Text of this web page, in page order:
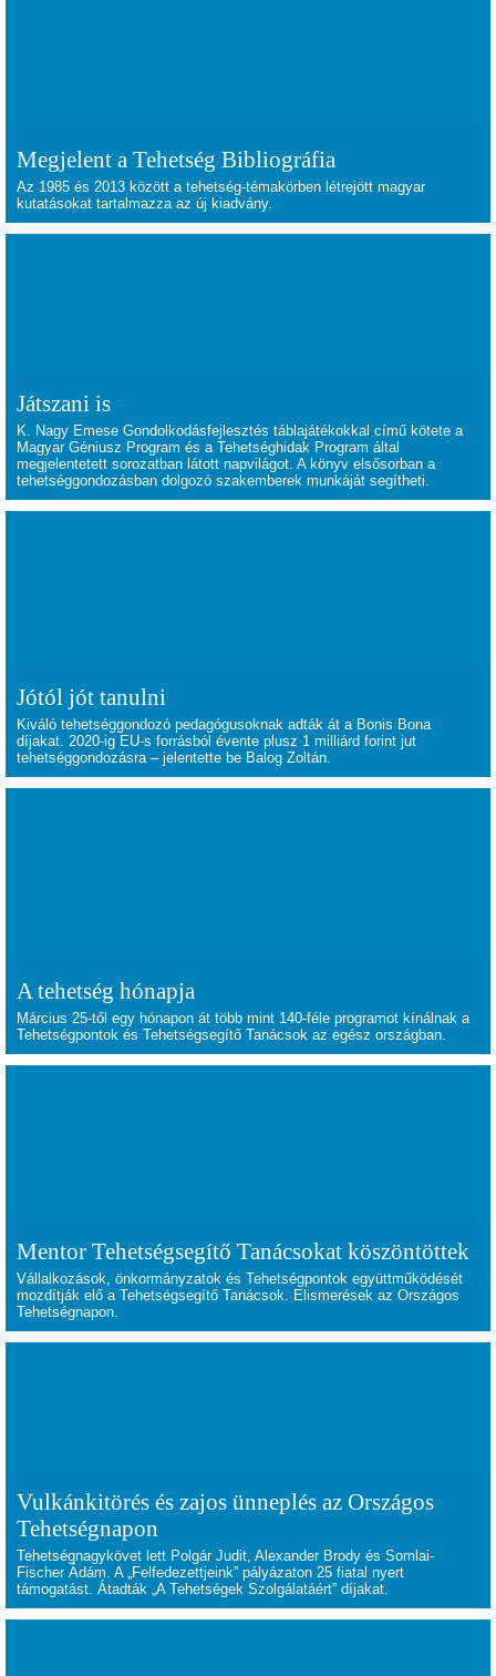
Megjelent a Tehetség Bibliográfia
Az 1985 és 2013 között a tehetség-témakörben létrejött magyar
kutatásokat tartalmazza az új kiadvány.
Játszani is
K. Nagy Emese Gondolkodásfejlesztés táblajátékokkal című kötete a
Magyar Géniusz Program és a Tehetséghidak Program által
megjelentetett sorozatban látott napvilágot. A könyv elsősorban a
tehetséggondozásban dolgozó szakemberek munkáját segítheti.
Jótól jót tanulni
Kiváló tehetséggondozó pedagógusoknak adták át a Bonis Bona
díjakat. 2020-ig EU-s forrásból évente plusz 1 milliárd forint jut
tehetséggondozásra – jelentette be Balog Zoltán.
A tehetség hónapja
Március 25-től egy hónapon át több mint 140-féle programot kínálnak a
Tehetségpontok és Tehetségsegítő Tanácsok az egész országban.
Mentor Tehetségsegítő Tanácsokat köszöntöttek
Vállalkozások, önkormányzatok és Tehetségpontok együttműködését
mozdítják elő a Tehetségsegítő Tanácsok. Elismerések az Országos
Tehetségnapon.
Vulkánkitörés és zajos ünneplés az Országos
Tehetségnapon
Tehetségnagykövet lett Polgár Judit, Alexander Brody és Somlai-
Fischer Ádám. A „Felfedezettjeink” pályázaton 25 fiatal nyert
támogatást. Átadták „A Tehetségek Szolgálatáért” díjakat.